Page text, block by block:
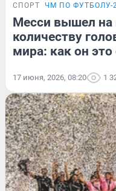
СПОРТ ЧМ ПО ФУТБОЛУ-
Месси вышел на
количеству
мира: как он это
17 июня, 2026, 08:20 1